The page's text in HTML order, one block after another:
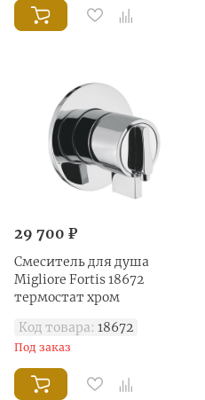
29 700 ₽
Смеситель для душа
Migliore Fortis 18672
термостат хром
Код товара: 18672
Под заказ